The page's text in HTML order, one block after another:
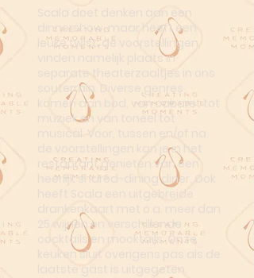
Scala doet denken aan een
dinnershow, maar heeft een
leuke twist: de voorstellingen
vinden namelijk plaats in
separate theaterzaaltjes in ons
souterrain. Diverse genres
komen aan bod, van cabaret tot
muziek en van toneel tot
musical. Voor, tussen en/of na
de voorstellingen kan je in het
restaurant genieten van een
heerlijk shared-dining diner. Ook
heeft Scala een uitgebreide
drankenkaart met o.a. meer dan
25 wijnen en verschillende
cocktails en mocktails. Onze
keuken sluit overigens pas als de
laatste gast is uitgegeten.